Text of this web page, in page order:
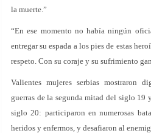
la muerte.”
“En ese momento no había ningún
entregar su espada a los pies de estas
respeto. Con su coraje y su sufrimiento
Valientes mujeres serbias mostraron
guerras de la segunda mitad del siglo 19
siglo 20: participaron en numerosas
heridos y enfermos, y desafiaron al